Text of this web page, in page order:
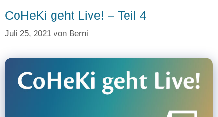
CoHeKi geht Live! – Teil 4
Juli 25, 2021 von Berni